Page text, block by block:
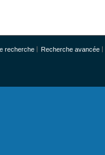
recherche Recherche avancée